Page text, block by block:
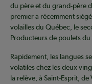
du père et du grand-père
premier a récemment
volailles du Québec, le
Producteurs de poulets du
Rapidement, les langues
volatiles chez les deux
la relève, à Saint-Esprit, de